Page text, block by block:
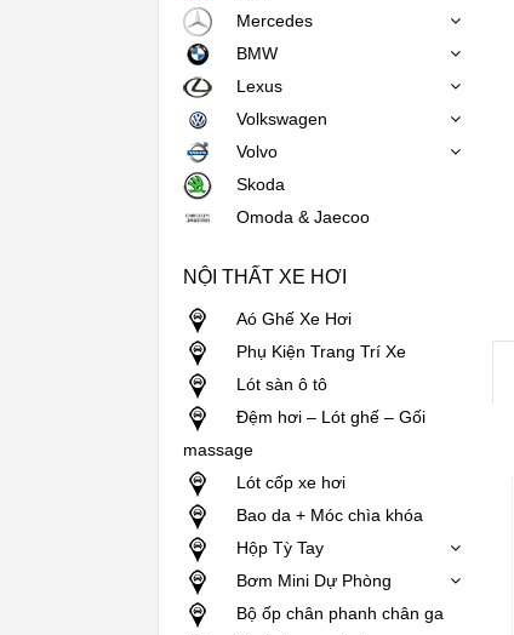
Mercedes
BMW
Lexus
Volkswagen
Volvo
Skoda
Omoda & Jaecoo
NỘI THẤT XE HƠI
Aó Ghế Xe Hơi
Phụ Kiện Trang Trí Xe
Lót sàn ô tô
Đệm hơi – Lót ghế – Gối
massage
Lót cốp xe hơi
Bao da + Móc chìa khóa
Hộp Tỳ Tay
Bơm Mini Dự Phòng
Bộ ốp chân phanh chân ga